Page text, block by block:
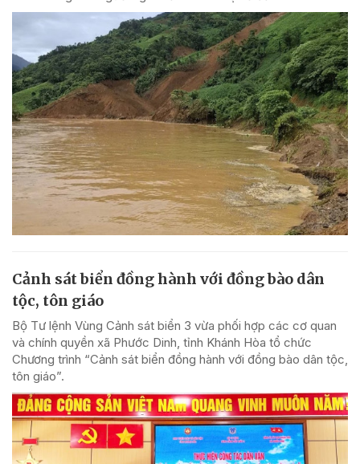
Cảnh sát biển đồng hành với đồng bào dân
tộc, tôn giáo
Bộ Tư lệnh Vùng Cảnh sát biển 3 vừa phối hợp các cơ quan
và chính quyền xã Phước Dinh, tỉnh Khánh Hòa tổ chức
Chương trình “Cảnh sát biển đồng hành với đồng bào dân tộc,
tôn giáo”.